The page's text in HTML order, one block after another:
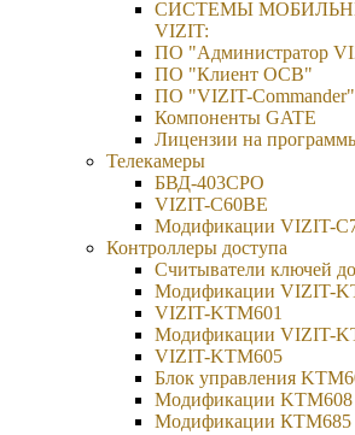
CИСТЕМЫ
VIZIT:
ПО "Администратор
ПО "Клиент ОСВ"
ПО "VIZIT-Commander"
Компоненты GATE
Лицензии на
Телекамеры
БВД-403СРО
VIZIT-С60BE
Модификации VIZIT-
Контроллеры доступа
Считыватели ключей
Модификации VIZIT-
VIZIT-KTM601
Модификации VIZIT-
VIZIT-KTM605
Блок управления
Модификации KTM608
Модификации КТМ685